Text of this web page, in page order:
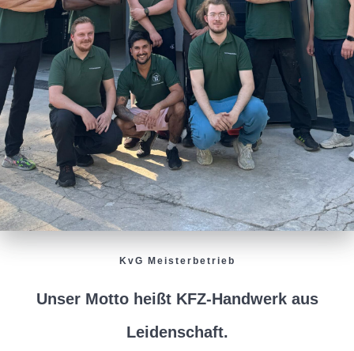
KvG Meisterbetrieb
Unser Motto heißt KFZ-Handwerk aus
Leidenschaft.